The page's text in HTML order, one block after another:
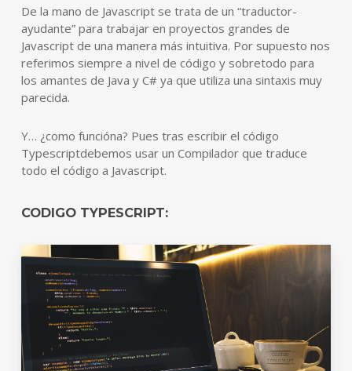
De la mano de Javascript se trata de un “traductor-
ayudante” para trabajar en proyectos grandes de
Javascript de una manera más intuitiva. Por supuesto nos
referimos siempre a nivel de código y sobretodo para
los amantes de Java y C# ya que utiliza una sintaxis muy
parecida.
Y… ¿como funcióna? Pues tras escribir el código
Typescriptdebemos usar un Compilador que traduce
todo el código a Javascript.
CODIGO TYPESCRIPT: